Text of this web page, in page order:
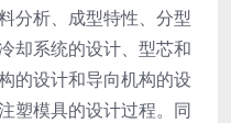
分析、成型特性、分型
却系统的设计、型芯和
的设计和导向机构的设
塑模具的设计过程。同